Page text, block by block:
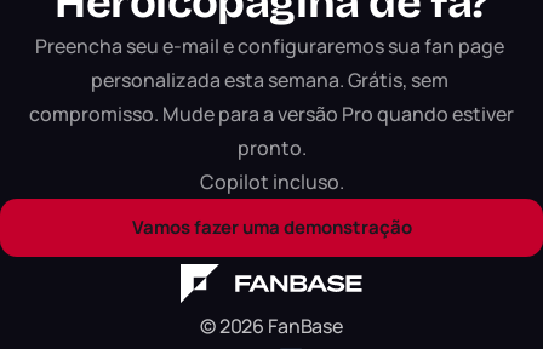
Preencha seu e-mail e configuraremos sua fan page
personalizada esta semana. Grátis, sem
compromisso. Mude para a versão Pro quando estiver
pronto.
Copilot incluso.
Vamos fazer uma demonstração
© 2026 FanBase